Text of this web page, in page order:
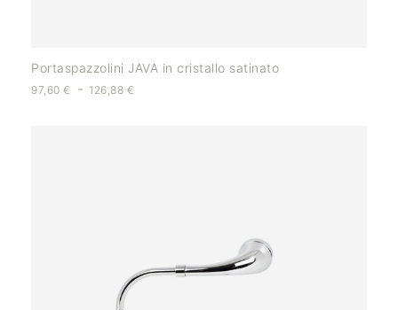
Portaspazzolini JAVA in cristallo satinato
97,60 € - 126,88 €